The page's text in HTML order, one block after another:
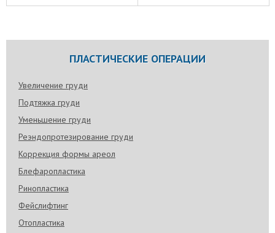
ПЛАСТИЧЕСКИЕ ОПЕРАЦИИ
Увеличение груди
Подтяжка груди
Уменьшение груди
Реэндопротезирование груди
Коррекция формы ареол
Блефаропластика
Ринопластика
Фейслифтинг
Отопластика